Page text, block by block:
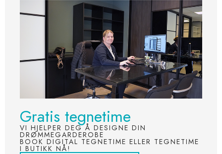
Gratis tegnetime
VI HJELPER DEG Å DESIGNE DIN
DRØMMEGARDEROBE
BOOK DIGITAL TEGNETIME ELLER TEGNETIME
I BUTIKK NÅ!